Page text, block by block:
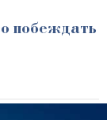
побеждать